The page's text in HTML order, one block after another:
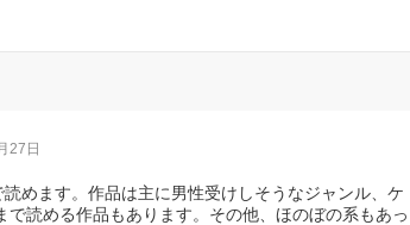
27日
めます。作品は主に男性受けしそうなジャンル、ケ
読める作品もあります。その他、ほのぼの系もあっ